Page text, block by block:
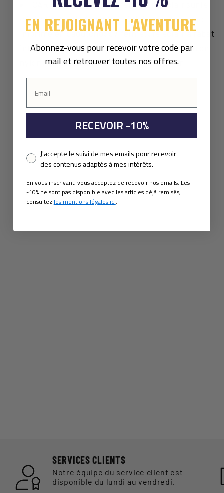
CARACTÉRISTIQUES : fermeture éclair sur le
côté / tirette de fermeture éclair en nylon avec
imprimé en caoutchouc / fermeture éclair à rabat
intérieur imprimée / bande et boucle au talon en
nylon / œillets / lacets ronds en polyester
SERVICES CLIENTS
Notre équipe du service client est
disponible du lundi au vendredi.
EN REJOIGNANT L'AVENTURE
Abonnez-vous pour recevoir votre code par
mail et retrouver toutes nos offres.
RECEVOIR -10%
Pixel consent
J'accepte le suivi de mes emails pour recevoir
des contenus adaptés à mes intérêts.
En vous inscrivant, vous acceptez de recevoir nos emails. Les
-10% ne sont pas disponible avec les articles déjà remisés,
consultez les mentions légales ici.